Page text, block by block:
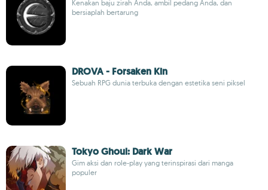
Kenakan baju zirah Anda, ambil pedang Anda, dan
bersiaplah bertarung
DROVA - Forsaken Kin
Sebuah RPG dunia terbuka dengan estetika seni piksel
Tokyo Ghoul: Dark War
Gim aksi dan role-play yang terinspirasi dari manga
populer